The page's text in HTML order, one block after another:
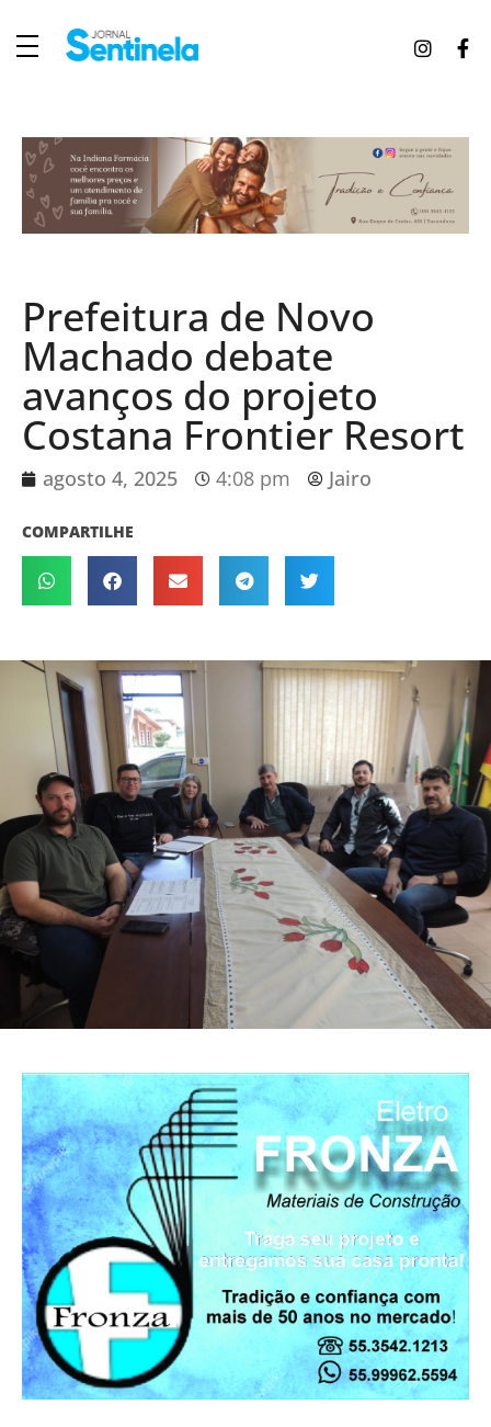
Prefeitura de Novo
Machado debate
avanços do projeto
Costana Frontier Resort
agosto 4, 2025 4:08 pm Jairo
COMPARTILHE